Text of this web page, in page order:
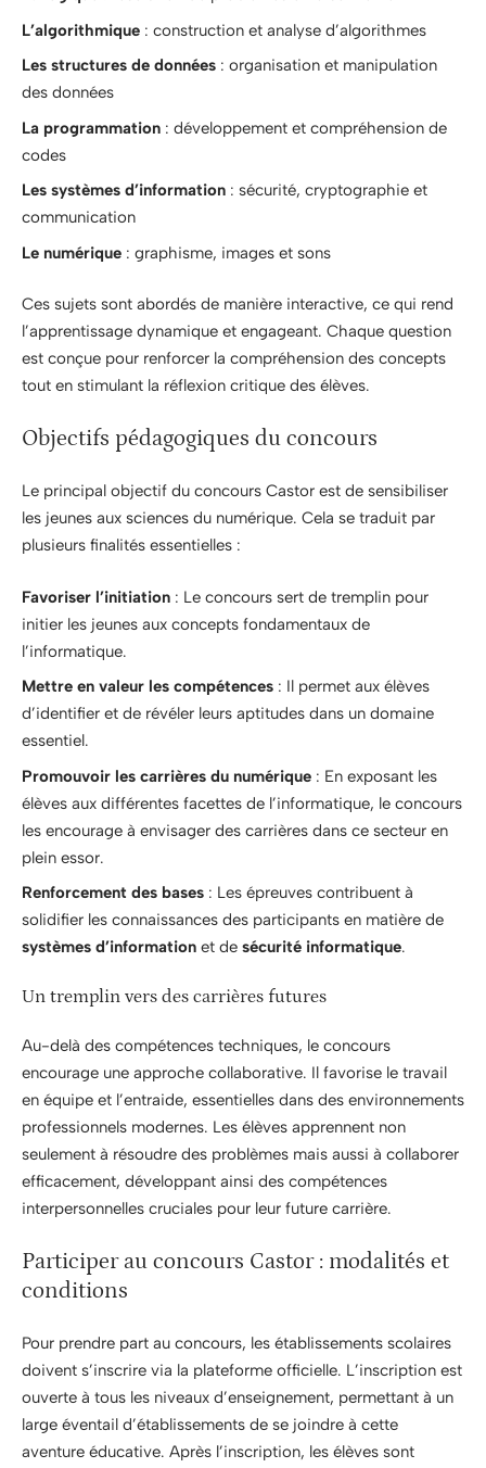
L’algorithmique : construction et analyse d’algorithmes
Les structures de données : organisation et manipulation
des données
La programmation : développement et compréhension de
codes
Les systèmes d’information : sécurité, cryptographie et
communication
Le numérique : graphisme, images et sons
Ces sujets sont abordés de manière interactive, ce qui rend
l’apprentissage dynamique et engageant. Chaque question
est conçue pour renforcer la compréhension des concepts
tout en stimulant la réflexion critique des élèves.
Objectifs pédagogiques du concours
Le principal objectif du concours Castor est de sensibiliser
les jeunes aux sciences du numérique. Cela se traduit par
plusieurs finalités essentielles :
Favoriser l’initiation : Le concours sert de tremplin pour
initier les jeunes aux concepts fondamentaux de
l’informatique.
Mettre en valeur les compétences : Il permet aux élèves
d’identifier et de révéler leurs aptitudes dans un domaine
essentiel.
Promouvoir les carrières du numérique : En exposant les
élèves aux différentes facettes de l’informatique, le concours
les encourage à envisager des carrières dans ce secteur en
plein essor.
Renforcement des bases : Les épreuves contribuent à
solidifier les connaissances des participants en matière de
systèmes d’information et de sécurité informatique.
Un tremplin vers des carrières futures
Au-delà des compétences techniques, le concours
encourage une approche collaborative. Il favorise le travail
en équipe et l’entraide, essentielles dans des environnements
professionnels modernes. Les élèves apprennent non
seulement à résoudre des problèmes mais aussi à collaborer
efficacement, développant ainsi des compétences
interpersonnelles cruciales pour leur future carrière.
Participer au concours Castor : modalités et
conditions
Pour prendre part au concours, les établissements scolaires
doivent s’inscrire via la plateforme officielle. L’inscription est
ouverte à tous les niveaux d’enseignement, permettant à un
large éventail d’établissements de se joindre à cette
aventure éducative. Après l’inscription, les élèves sont